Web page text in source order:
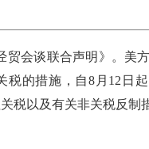
会谈联合声明》。美
的措施，自8月12日
税以及有关非关税反制